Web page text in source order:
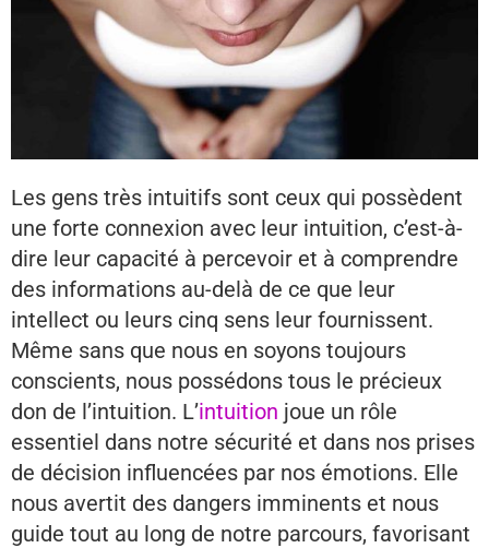
Les gens très intuitifs sont ceux qui possèdent
une forte connexion avec leur intuition, c’est-à-
dire leur capacité à percevoir et à comprendre
des informations au-delà de ce que leur
intellect ou leurs cinq sens leur fournissent.
Même sans que nous en soyons toujours
conscients, nous possédons tous le précieux
don de l’intuition. L’intuition joue un rôle
essentiel dans notre sécurité et dans nos prises
de décision influencées par nos émotions. Elle
nous avertit des dangers imminents et nous
guide tout au long de notre parcours, favorisant